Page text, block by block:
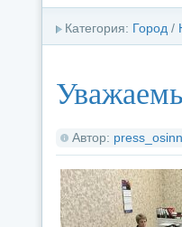
Категория: Город /
Автор: